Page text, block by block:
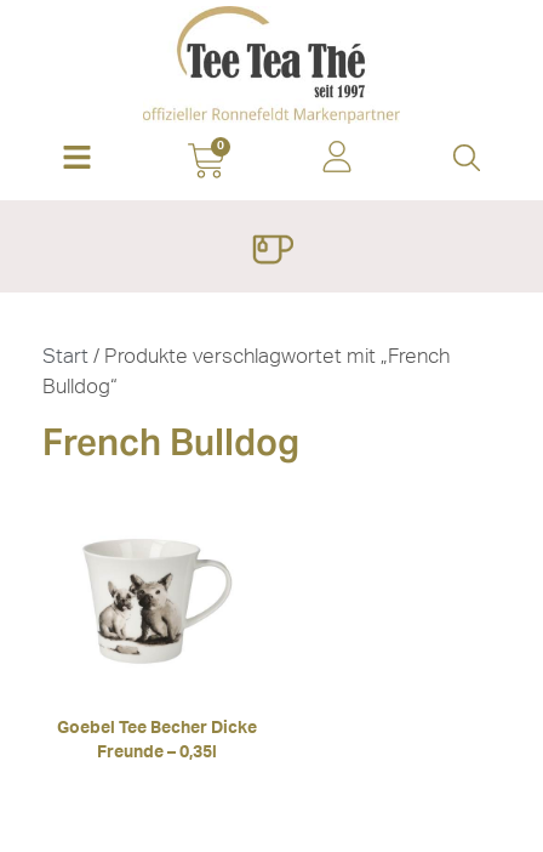
0
Start / Produkte verschlagwortet mit „French
Bulldog“
French Bulldog
Goebel Tee Becher Dicke
Freunde – 0,35l